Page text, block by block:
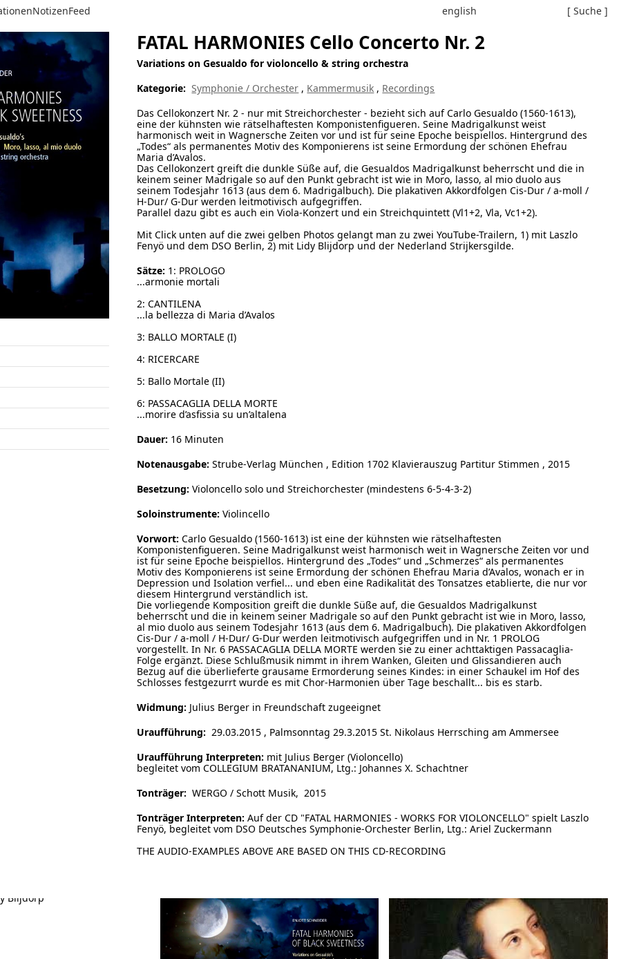
NotizenFeed english [ Suche ]
FATAL HARMONIES Cello Concerto Nr. 2
Variations on Gesualdo for violoncello & string orchestra
Kategorie: Symphonie / Orchester , Kammermusik , Recordings
Das Cellokonzert Nr. 2 - nur mit Streichorchester - bezieht sich auf Carlo Gesualdo (1560-1613),
eine der kühnsten wie rätselhaftesten Komponistenfigueren. Seine Madrigalkunst weist
harmonisch weit in Wagnersche Zeiten vor und ist für seine Epoche beispiellos. Hintergrund des
„Todes“ als permanentes Motiv des Komponierens ist seine Ermordung der schönen Ehefrau
Maria d’Avalos.
Das Cellokonzert greift die dunkle Süße auf, die Gesualdos Madrigalkunst beherrscht und die in
keinem seiner Madrigale so auf den Punkt gebracht ist wie in Moro, lasso, al mio duolo aus
seinem Todesjahr 1613 (aus dem 6. Madrigalbuch). Die plakativen Akkordfolgen Cis-Dur / a-moll /
H-Dur/ G-Dur werden leitmotivisch aufgegriffen.
Parallel dazu gibt es auch ein Viola-Konzert und ein Streichquintett (Vl1+2, Vla, Vc1+2).
Mit Click unten auf die zwei gelben Photos gelangt man zu zwei YouTube-Trailern, 1) mit Laszlo
Fenyö und dem DSO Berlin, 2) mit Lidy Blijdorp und der Nederland Strijkersgilde.
Sätze: 1: PROLOGO
...armonie mortali
2: CANTILENA
...la bellezza di Maria d’Avalos
3: BALLO MORTALE (I)
4: RICERCARE
5: Ballo Mortale (II)
6: PASSACAGLIA DELLA MORTE
...morire d’asfissia su un’altalena
Dauer: 16 Minuten
Notenausgabe: Strube-Verlag München , Edition 1702 Klavierauszug Partitur Stimmen , 2015
Besetzung: Violoncello solo und Streichorchester (mindestens 6-5-4-3-2)
Soloinstrumente: Violincello
Vorwort: Carlo Gesualdo (1560-1613) ist eine der kühnsten wie rätselhaftesten
Komponistenfigueren. Seine Madrigalkunst weist harmonisch weit in Wagnersche Zeiten vor und
ist für seine Epoche beispiellos. Hintergrund des „Todes“ und „Schmerzes“ als permanentes
Motiv des Komponierens ist seine Ermordung der schönen Ehefrau Maria d’Avalos, wonach er in
Depression und Isolation verfiel... und eben eine Radikalität des Tonsatzes etablierte, die nur vor
diesem Hintergrund verständlich ist.
Die vorliegende Komposition greift die dunkle Süße auf, die Gesualdos Madrigalkunst
beherrscht und die in keinem seiner Madrigale so auf den Punkt gebracht ist wie in Moro, lasso,
al mio duolo aus seinem Todesjahr 1613 (aus dem 6. Madrigalbuch). Die plakativen Akkordfolgen
Cis-Dur / a-moll / H-Dur/ G-Dur werden leitmotivisch aufgegriffen und in Nr. 1 PROLOG
vorgestellt. In Nr. 6 PASSACAGLIA DELLA MORTE werden sie zu einer achttaktigen Passacaglia-
Folge ergänzt. Diese Schlußmusik nimmt in ihrem Wanken, Gleiten und Glissandieren auch
Bezug auf die überlieferte grausame Ermorderung seines Kindes: in einer Schaukel im Hof des
Schlosses festgezurrt wurde es mit Chor-Harmonien über Tage beschallt... bis es starb.
Widmung: Julius Berger in Freundschaft zugeeignet
Uraufführung: 29.03.2015 , Palmsonntag 29.3.2015 St. Nikolaus Herrsching am Ammersee
Uraufführung Interpreten: mit Julius Berger (Violoncello)
begleitet vom COLLEGIUM BRATANANIUM, Ltg.: Johannes X. Schachtner
Tonträger: WERGO / Schott Musik, 2015
Tonträger Interpreten: Auf der CD "FATAL HARMONIES - WORKS FOR VIOLONCELLO" spielt Laszlo
Fenyö, begleitet vom DSO Deutsches Symphonie-Orchester Berlin, Ltg.: Ariel Zuckermann
THE AUDIO-EXAMPLES ABOVE ARE BASED ON THIS CD-RECORDING
Blijdorp